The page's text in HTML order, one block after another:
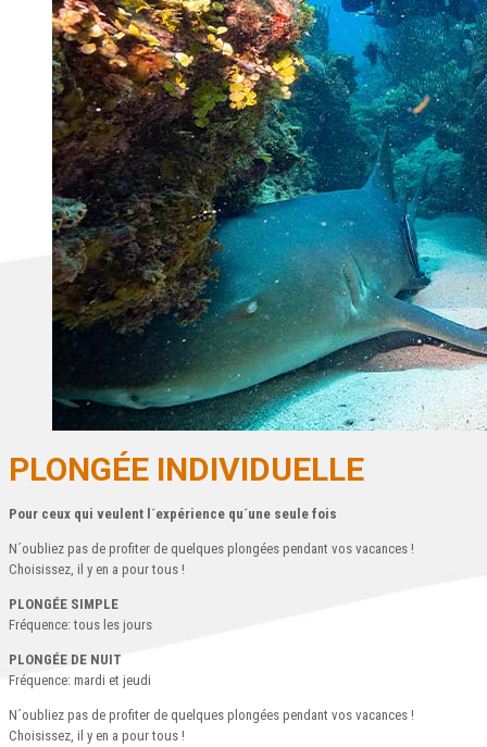
PLONGÉE INDIVIDUELLE
Pour ceux qui veulent l´expérience qu´une seule fois
N´oubliez pas de profiter de quelques plongées pendant vos vacances !
Choisissez, il y en a pour tous !
PLONGÉE SIMPLE
Fréquence: tous les jours
PLONGÉE DE NUIT
Fréquence: mardi et jeudi
N´oubliez pas de profiter de quelques plongées pendant vos vacances !
Choisissez, il y en a pour tous !